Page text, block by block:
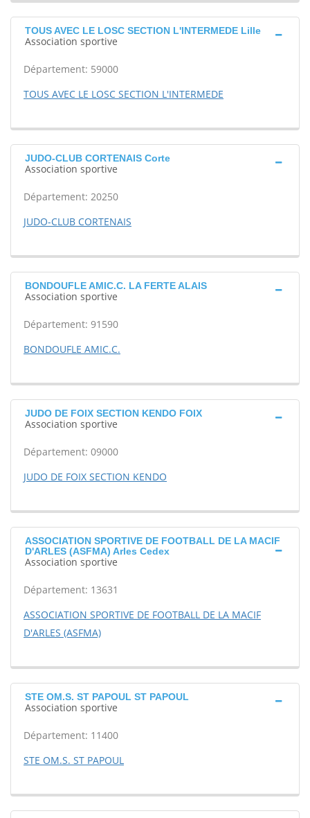
TOUS AVEC LE LOSC SECTION L'INTERMEDE Lille
Association sportive
Département: 59000
TOUS AVEC LE LOSC SECTION L'INTERMEDE
JUDO-CLUB CORTENAIS Corte
Association sportive
Département: 20250
JUDO-CLUB CORTENAIS
BONDOUFLE AMIC.C. LA FERTE ALAIS
Association sportive
Département: 91590
BONDOUFLE AMIC.C.
JUDO DE FOIX SECTION KENDO FOIX
Association sportive
Département: 09000
JUDO DE FOIX SECTION KENDO
ASSOCIATION SPORTIVE DE FOOTBALL DE LA MACIF
D'ARLES (ASFMA) Arles Cedex
Association sportive
Département: 13631
ASSOCIATION SPORTIVE DE FOOTBALL DE LA MACIF
D'ARLES (ASFMA)
STE OM.S. ST PAPOUL ST PAPOUL
Association sportive
Département: 11400
STE OM.S. ST PAPOUL